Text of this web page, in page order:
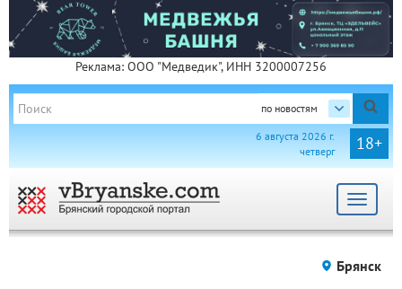
Реклама: ООО "Медведик", ИНН 3200007256
по новостям
18+
6 августа 2026 г.
четверг
Toggle
Брянск